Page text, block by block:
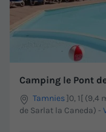
Camping le Pont
Tamnies]0, 1[ (9,4
de Sarlat la Caneda) -